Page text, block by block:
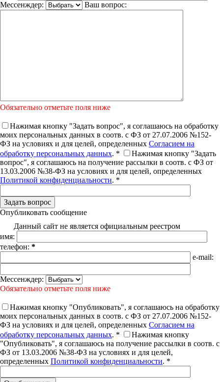
Мессенждер:
Ваш вопрос:
Обязательно отметьте поля ниже
Нажимая кнопку "Задать вопрос", я соглашаюсь на обработку
моих персональных данных в соотв. с ФЗ от 27.07.2006 №152-
ФЗ на условиях и для целей, определенных Согласием на
обработку персональных данных. *
Нажимая кнопку "Задать
вопрос", я соглашаюсь на получение рассылки в соотв. с ФЗ от
13.03.2006 №38-ФЗ на условиях и для целей, определенных
Политикой конфиденциальности. *
Опубликовать сообщение
Данный сайт не является официальным реестром
имя:
телефон: *
e-mail:
Мессенждер:
Обязательно отметьте поля ниже
Нажимая кнопку "Опубликовать", я соглашаюсь на обработку
моих персональных данных в соотв. с ФЗ от 27.07.2006 №152-
ФЗ на условиях и для целей, определенных Согласием на
обработку персональных данных. *
Нажимая кнопку
"Опубликовать", я соглашаюсь на получение рассылки в соотв. с
ФЗ от 13.03.2006 №38-ФЗ на условиях и для целей,
определенных Политикой конфиденциальности. *